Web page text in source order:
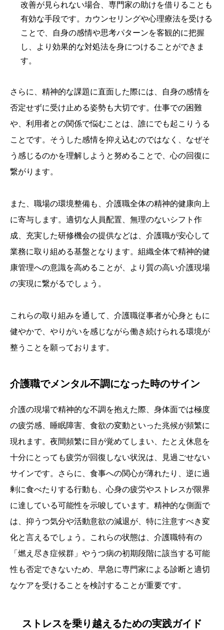
改善が見られない場合、専門家の助けを借りることも
有効な手段です。カウンセリングや心理療法を受ける
ことで、自身の感情や思考パターンを客観的に把握
し、より効果的な対処法を身につけることができま
す。
さらに、精神的な課題に直面した際には、自身の感情を
否定せずに受け止める姿勢も大切です。仕事での困難
や、利用者との関係で悩むことは、誰にでも起こりうる
ことです。そうした感情を抑え込むのではなく、なぜそ
う感じるのかを理解しようと努めることで、心の回復に
繋がります。
また、職場の環境整備も、介護職全体の精神的健康向上
に寄与します。適切な人員配置、無理のないシフト作
成、充実した研修機会の提供などは、介護職が安心して
業務に取り組める基盤となります。組織全体で精神的健
康管理への意識を高めることが、より質の高い介護現場
の実現に繋がるでしょう。
これらの取り組みを通して、介護職従事者が心身ともに
健やかで、やりがいを感じながら働き続けられる環境が
整うことを願っております。
介護職でメンタル不調になった時のサイン
介護の現場で精神的な不調を抱えた際、身体面では極度
の疲労感、睡眠障害、食欲の変動といった兆候が頻繁に
現れます。夜間頻繁に目が覚めてしまい、たとえ休息を
十分にとっても疲労が回復しない状況は、見過ごせない
サインです。さらに、食事への関心が薄れたり、逆に過
剰に食べたりする行動も、心身の疲労やストレスが限界
に達している可能性を示唆しています。精神的な側面で
は、抑うつ気分や活動意欲の減退が、特に注意すべき変
化と言えるでしょう。これらの状態は、介護職特有の
「燃え尽き症候群」やうつ病の初期段階に該当する可能
性も否定できないため、早急に専門家による診断と適切
なケアを受けることを検討することが重要です。
ストレスを乗り越えるための実践ガイド